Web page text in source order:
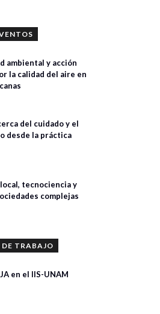
ambiental y acción
la calidad del aire en
del cuidado y el
desde la práctica
tecnociencia y
complejas
TRABAJO
en el IIS-UNAM